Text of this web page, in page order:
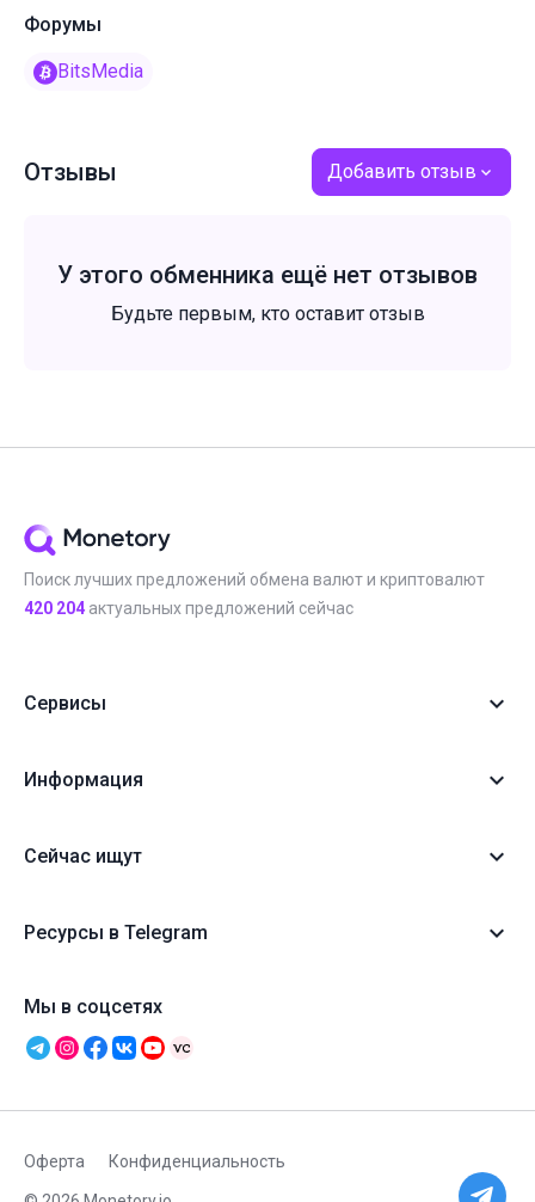
Форумы
BitsMedia
Отзывы Добавить отзыв
У этого обменника ещё нет отзывов
Будьте первым, кто оставит отзыв
Поиск лучших предложений обмена валют и криптовалют
420 204 актуальных предложений сейчас
Сервисы
Информация
Сейчас ищут
Ресурсы в Telegram
Мы в соцсетях
Оферта Конфиденциальность